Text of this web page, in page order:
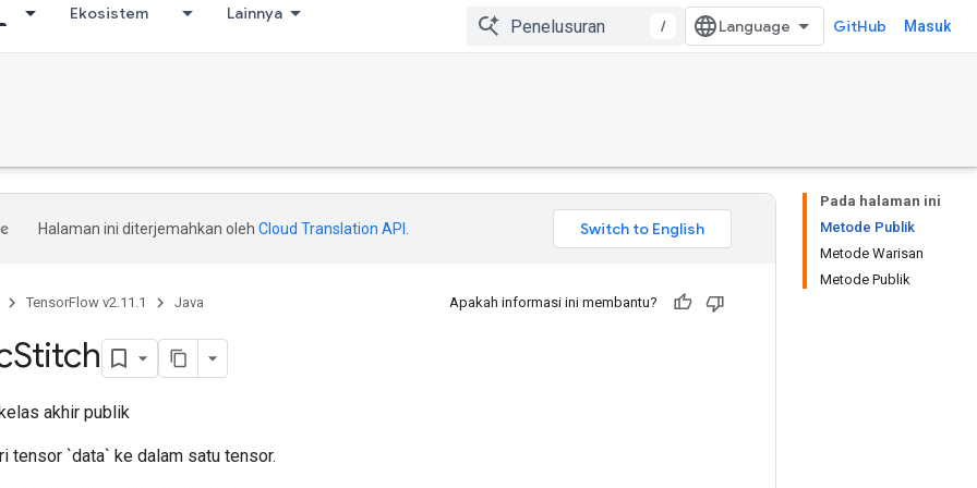
Ekosistem Lainnya
/ GitHub Masuk
Pada halaman ini
Metode Publik
Metode Warisan
Metode Publik
Halaman ini diterjemahkan oleh Cloud Translation API
TensorFlow v2.11.1 Java Apakah informasi ini membantu?
Stitch
akhir publik
tensor `data` ke dalam satu tensor.